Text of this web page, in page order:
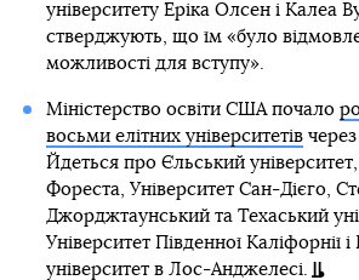
університету Еріка Олсен і Калеа
стверджують, що їм «було
можливості для вступу».
Міністерство освіти США почало
восьми елітних університетівчерез
Йдеться про Єльський
Фореста, Університет Сан-Дієго,
Джорджтаунський та Техаський
Університет Південної Каліфорнії
університет в Лос-Анджелесі.